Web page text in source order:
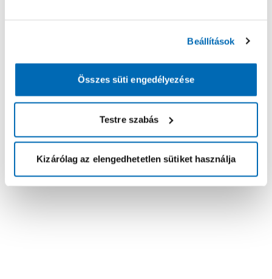
Beállítások
Összes süti engedélyezése
Testre szabás
Kizárólag az elengedhetetlen sütiket használja